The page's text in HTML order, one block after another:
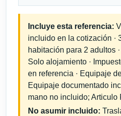
Incluye esta referencia:
incluido en la cotización ·
habitación para 2 adultos
Solo alojamiento ·
en referencia · Equipaje
Equipaje documentado
mano no incluido; Articulo
No asumir incluido: